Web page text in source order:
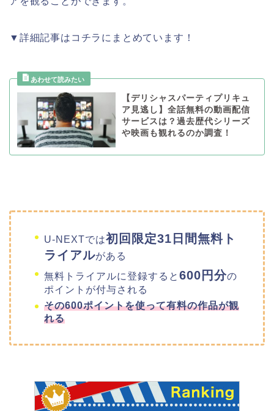
▼詳細記事はコチラにまとめています！
【デリシャスパーティプリキュ
ア見逃し】全話無料の動画配信
サービスは？過去歴代シリーズ
や映画も観れるのか調査！
U-NEXTでは初回限定31日間無料ト
ライアルがある
無料トライアルに登録すると 600円分の
ポイントが付与される
その600ポイントを使って有料の作品が観
れる